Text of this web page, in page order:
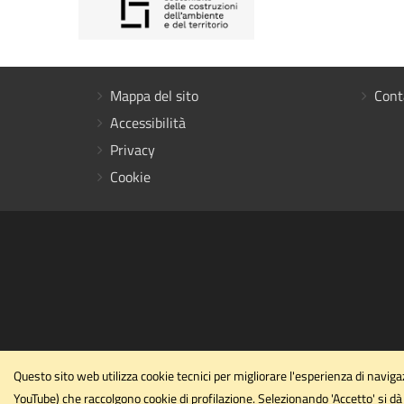
Mappa del sito
Accessibilità
Privacy
Cookie
Questo sito web utilizza cookie tecnici per migliorare l'esperienza di
YouTube) che raccolgono cookie di profilazione. Selezionando 'Accetto'